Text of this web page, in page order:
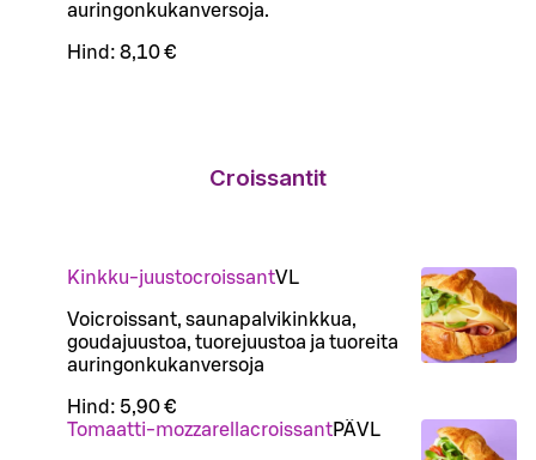
auringonkukanversoja.
Hind: 8,10 €
Croissantit
Kinkku-juustocroissantVL
Voicroissant, saunapalvikinkkua,
goudajuustoa, tuorejuustoa ja tuoreita
auringonkukanversoja
Hind: 5,90 €
Tomaatti-mozzarellacroissantPÄVL